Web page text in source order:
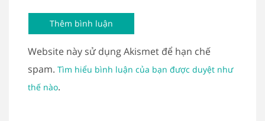
Website này sử dụng Akismet để hạn chế
spam. Tìm hiểu bình luận của bạn được duyệt như
thế nào.